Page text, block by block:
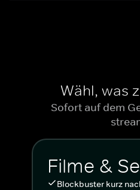
Wähl, was
Sofort auf dem
Filme &
Blockbuster kurz